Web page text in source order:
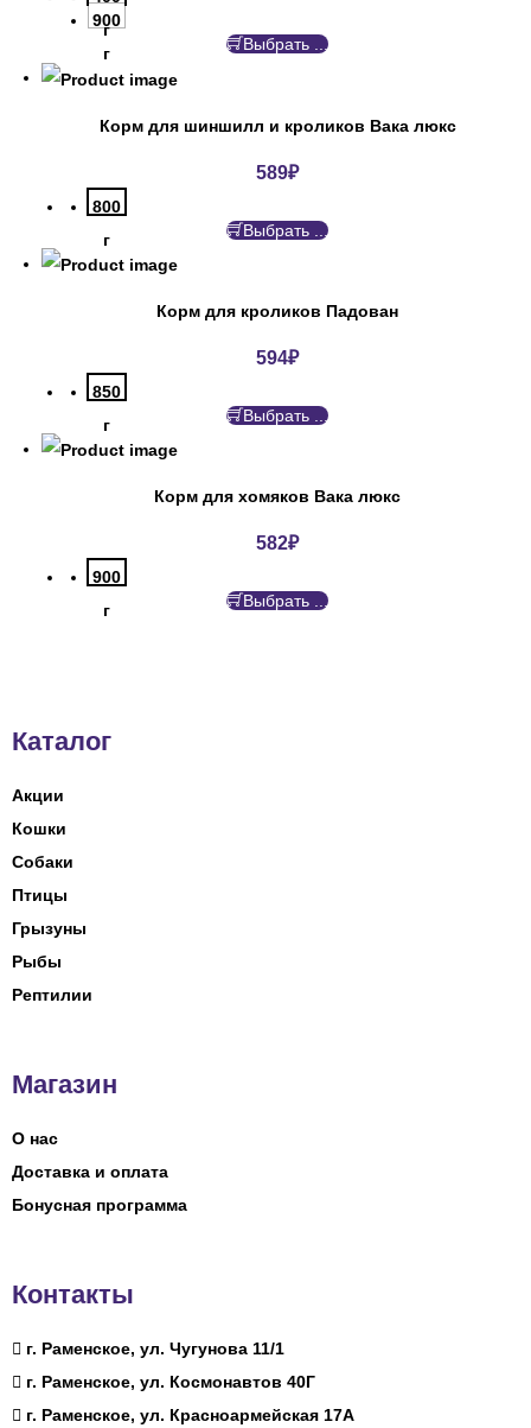
г
900
г
Выбрать ...
Корм для шиншилл и кроликов Вака люкс
589₽
800
г
Выбрать ...
Корм для кроликов Падован
594₽
850
г
Выбрать ...
Корм для хомяков Вака люкс
582₽
900
г
Выбрать ...
Каталог
Акции
Кошки
Собаки
Птицы
Грызуны
Рыбы
Рептилии
Магазин
О нас
Доставка и оплата
Бонусная программа
Контакты
г. Раменское, ул. Чугунова 11/1
г. Раменское, ул. Космонавтов 40Г
г. Раменское, ул. Красноармейская 17А